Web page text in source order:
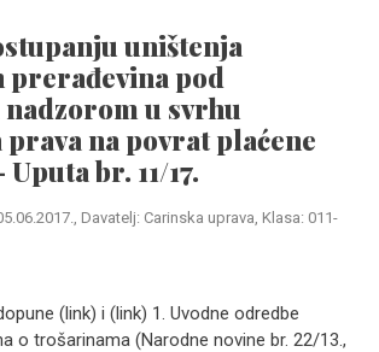
uništenja
prerađevina pod
u svrhu
na povrat plaćene
br. 11/17.
Davatelj: Carinska uprava, Klasa: 011-
(link) i (link) 1. Uvodne odredbe
o trošarinama (Narodne novine br. 22/13.,